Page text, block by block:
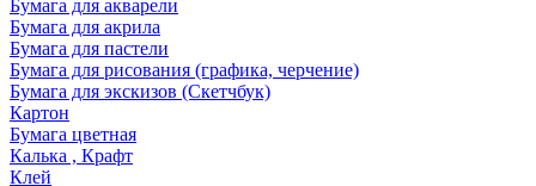
Бумага для акварели
Бумага для акрила
Бумага для пастели
Бумага для рисования (графика, черчение)
Бумага для экскизов (Скетчбук)
Картон
Бумага цветная
Калька , Крафт
Клей